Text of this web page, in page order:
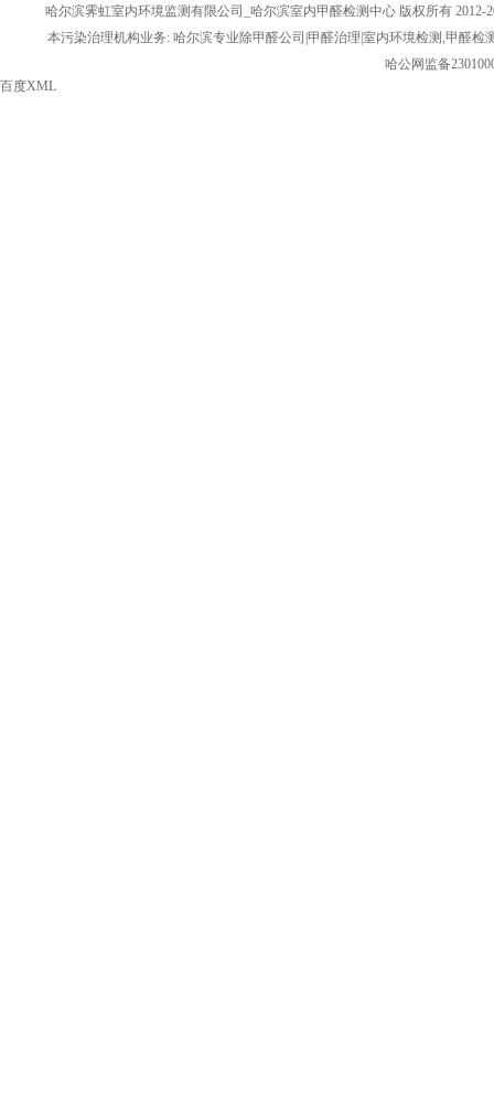
哈尔滨霁虹室内环境监测有限公司_哈尔滨室内甲醛检测中心 版权所有 2012-
本污染治理机构业务: 哈尔滨专业除甲醛公司|甲醛治理|室内环境检测,甲醛
哈公网监备
百度XML